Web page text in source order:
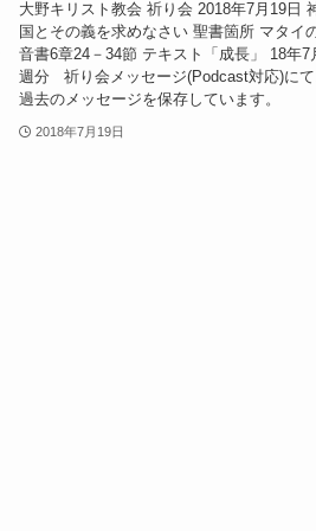
大野キリスト教会 祈り会 2018年7月19日
国とその義を求めなさい 聖書箇所 マタイ
音書6章24－34節 テキスト「成長」 18年7
週分 祈り会メッセージ(Podcast対応)にて
過去のメッセージを保存しています。
2018年7月19日